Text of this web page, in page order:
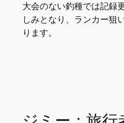
大会のない釣種では記録
しみとなり、ランカー狙
ります。